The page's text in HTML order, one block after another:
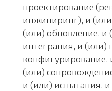
проектирование
инжиниринг), и
(или) обновление, и
интеграция, и (или)
конфигурирование,
(или)
и (или) испытания, и